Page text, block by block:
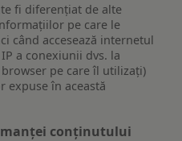
fi diferențiat de alte
pe care le
când accesează internetul
a conexiunii dvs. la
pe care îl utilizați)
în această
conținutului